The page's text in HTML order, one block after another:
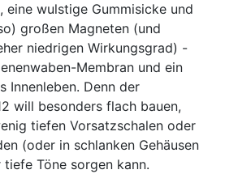
eine wulstige Gummisicke und
großen Magneten (und
niedrigen Wirkungsgrad) -
Membran und ein
Innenleben. Denn der
will besonders flach bauen,
tiefen Vorsatzschalen oder
(oder in schlanken Gehäusen
Töne sorgen kann.